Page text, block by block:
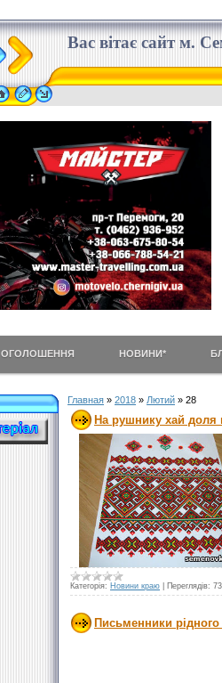
Вас вітає сайт м.
ОГОЛОШЕННЯ НОВИНИ*
Главная » 2018 » Лютий » 28
На рушнику хай доля
Категорія: Новини краю Переглядів:
Письменники